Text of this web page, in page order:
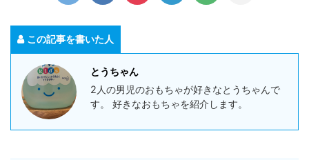
この記事を書いた人
とうちゃん
2人の男児のおもちゃが好きなとうちゃんで
す。 好きなおもちゃを紹介します。